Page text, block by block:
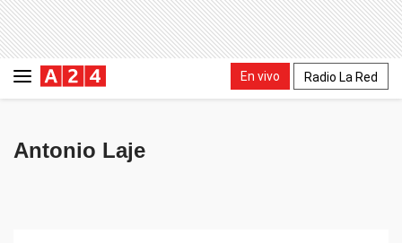
En vivo Radio La Red
Antonio Laje